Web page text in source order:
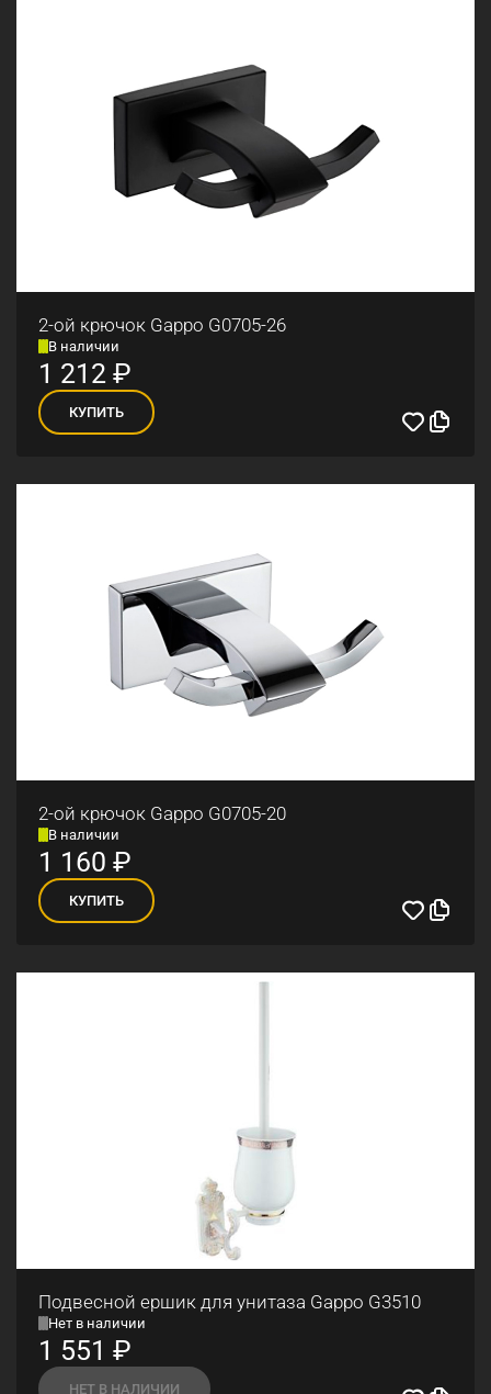
2-ой крючок Gappo G0705-26
В наличии
1 212₽
КУПИТЬ
2-ой крючок Gappo G0705-20
В наличии
1 160 ₽
КУПИТЬ
Подвесной ершик для унитаза Gappo G3510
Нет в наличии
1 551 ₽
НЕТ В НАЛИЧИИ